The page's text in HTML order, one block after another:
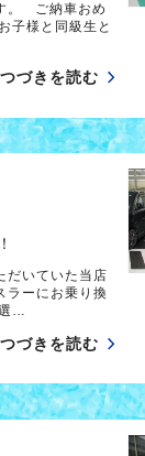
。 ご納車おめ
子様と同級生と
つづきを読む
だいていた当店
ラーにお乗り換
…
つづきを読む